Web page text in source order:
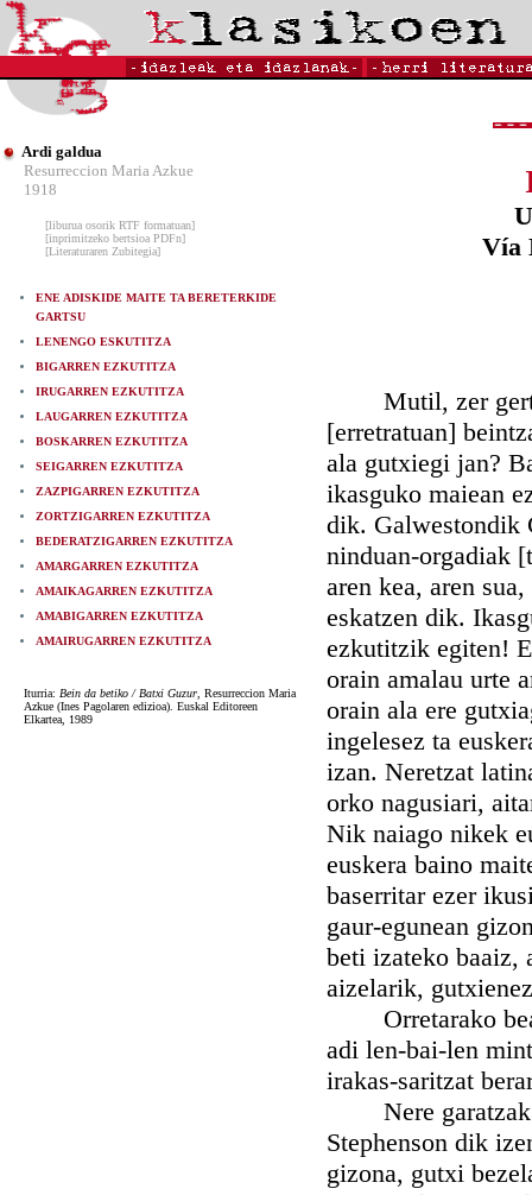
Ardi galdua
Resurreccion Maria Azkue
1918
[liburua osorik RTF formatuan]
[inprimitzeko bertsioa PDFn]
[Literaturaren Zubitegia]
ENE ADISKIDE MAITE TA BERETERKIDE
GARTSU
LENENGO ESKUTITZA
BIGARREN EZKUTITZA
IRUGARREN EZKUTITZA
LAUGARREN EZKUTITZA
BOSKARREN EZKUTITZA
SEIGARREN EZKUTITZA
ZAZPIGARREN EZKUTITZA
ZORTZIGARREN EZKUTITZA
BEDERATZIGARREN EZKUTITZA
AMARGARREN EZKUTITZA
AMAIKAGARREN EZKUTITZA
AMABIGARREN EZKUTITZA
AMAIRUGARREN EZKUTITZA
Iturria: Bein da betiko / Batxi Guzur , Resurreccion Maria
Azkue (Ines Pagolaren edizioa). Euskal Editoreen
Elkartea, 1989
Vía
Mutil, zer
[erretratuan]
ala gutxiegi jan?
ikasguko maiean
dik. Galwestondik
ninduan-orgadiak
aren kea, aren
eskatzen dik.
ezkutitzik egiten!
orain amalau urte
orain ala ere
ingelesez ta
izan. Neretzat
orko nagusiari,
Nik naiago nikek
euskera baino
baserritar ezer
gaur-egunean
beti izateko baaiz,
aizelarik,
Orretarako bear
adi len-bai-len
irakas-saritzat
Nere garatzak
Stephenson dik
gizona, gutxi